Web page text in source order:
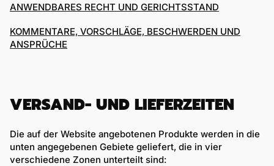
ANWENDBARES RECHT UND GERICHTSSTAND
KOMMENTARE, VORSCHLÄGE, BESCHWERDEN UND
ANSPRÜCHE
VERSAND- UND LIEFERZEITEN
Die auf der Website angebotenen Produkte werden in die
unten angegebenen Gebiete geliefert, die in vier
verschiedene Zonen unterteilt sind: